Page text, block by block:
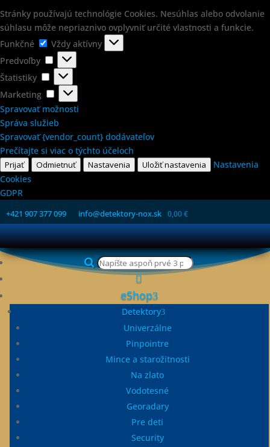
Stránky používajú technológie Cookies. Nesúhlas alebo odvolanie
súhlasu môže nepriaznivo ovplyvniť určité vlastnosti a funkcie.
Funkčné
Funkčné
Vždy aktívny
Predvoľby
Predvoľby
Štatistiky
Štatistiky
Marketing
Marketing
Spravovať možnosti
Správa služieb
Spravovať {vendor_count} dodávateľov
Prečítajte si viac o týchto účeloch
Prijať Odmietnuť Nastavenia Uložiť nastavenia
Nastavenia
Cookies
GDPR
+421 907 377 099 info@detektory-nox.sk 0,00€
Products
search

eShop
Detektory
Univerzálne
Pinpointre
Mince a starožitnosti
Na zlato
Vodotesné
Georadary
Pre deti
Security
AccuPOINT